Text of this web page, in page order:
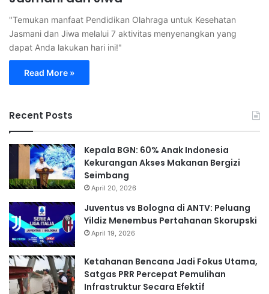
"Temukan manfaat Pendidikan Olahraga untuk Kesehatan
Jasmani dan Jiwa melalui 7 aktivitas menyenangkan yang
dapat Anda lakukan hari ini!"
Read More »
Recent Posts
Kepala BGN: 60% Anak Indonesia
Kekurangan Akses Makanan Bergizi
Seimbang
April 20, 2026
Juventus vs Bologna di ANTV: Peluang
Yildiz Menembus Pertahanan Skorupski
April 19, 2026
Ketahanan Bencana Jadi Fokus Utama,
Satgas PRR Percepat Pemulihan
Infrastruktur Secara Efektif